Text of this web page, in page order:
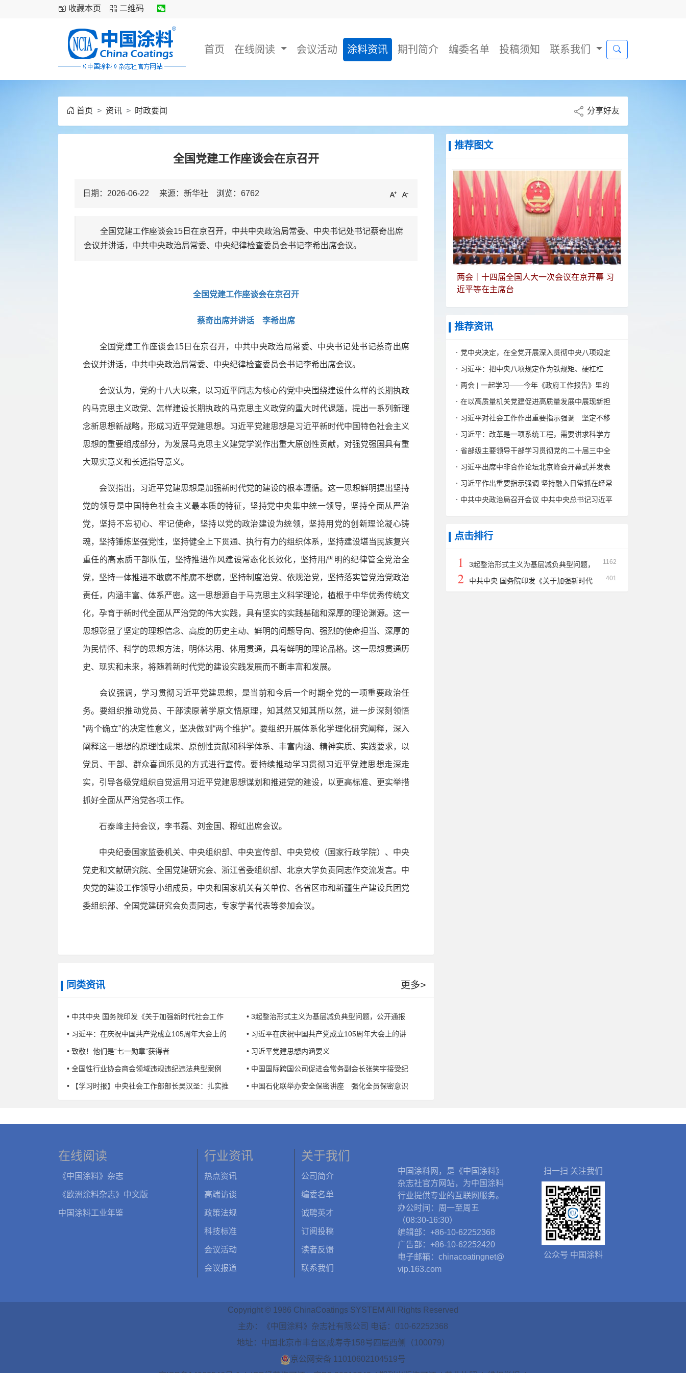
收藏本页 二维码
首页 在线阅读 会议活动 涂料资讯 期刊简介 编委名单 投稿须知 联系我们
首页 资讯 时政要闻 分享好友
全国党建工作座谈会在京召开
日期：2026-06-22 来源：新华社 浏览： 6762
全国党建工作座谈会15日在京召开，中共中央政治局常委、中央书记处书记蔡奇出席
会议并讲话，中共中央政治局常委、中央纪律检查委员会书记李希出席会议。
全国党建工作座谈会在京召开
蔡奇出席并讲话 李希出席
全国党建工作座谈会15日在京召开，中共中央政治局常委、中央书记处书记蔡奇出席
会议并讲话，中共中央政治局常委、中央纪律检查委员会书记李希出席会议。
会议认为，党的十八大以来，以习近平同志为核心的党中央围绕建设什么样的长期执政
的马克思主义政党、怎样建设长期执政的马克思主义政党的重大时代课题，提出一系列新理
念新思想新战略，形成习近平党建思想。习近平党建思想是习近平新时代中国特色社会主义
思想的重要组成部分，为发展马克思主义建党学说作出重大原创性贡献，对强党强国具有重
大现实意义和长远指导意义。
会议指出，习近平党建思想是加强新时代党的建设的根本遵循。这一思想鲜明提出坚持
党的领导是中国特色社会主义最本质的特征，坚持党中央集中统一领导，坚持全面从严治
党，坚持不忘初心、牢记使命，坚持以党的政治建设为统领，坚持用党的创新理论凝心铸
魂，坚持锤炼坚强党性，坚持健全上下贯通、执行有力的组织体系，坚持建设堪当民族复兴
重任的高素质干部队伍，坚持推进作风建设常态化长效化，坚持用严明的纪律管全党治全
党，坚持一体推进不敢腐不能腐不想腐，坚持制度治党、依规治党，坚持落实管党治党政治
责任，内涵丰富、体系严密。这一思想源自于马克思主义科学理论，植根于中华优秀传统文
化，孕育于新时代全面从严治党的伟大实践，具有坚实的实践基础和深厚的理论渊源。这一
思想彰显了坚定的理想信念、高度的历史主动、鲜明的问题导向、强烈的使命担当、深厚的
为民情怀、科学的思想方法，明体达用、体用贯通，具有鲜明的理论品格。这一思想贯通历
史、现实和未来，将随着新时代党的建设实践发展而不断丰富和发展。
会议强调，学习贯彻习近平党建思想，是当前和今后一个时期全党的一项重要政治任
务。要组织推动党员、干部读原著学原文悟原理，知其然又知其所以然，进一步深刻领悟
“两个确立”的决定性意义，坚决做到“两个维护”。要组织开展体系化学理化研究阐释，深入
阐释这一思想的原理性成果、原创性贡献和科学体系、丰富内涵、精神实质、实践要求，以
党员、干部、群众喜闻乐见的方式进行宣传。要持续推动学习贯彻习近平党建思想走深走
实，引导各级党组织自觉运用习近平党建思想谋划和推进党的建设，以更高标准、更实举措
抓好全面从严治党各项工作。
石泰峰主持会议，李书磊、刘金国、穆虹出席会议。
中央纪委国家监委机关、中央组织部、中央宣传部、中央党校（国家行政学院）、中央
党史和文献研究院、全国党建研究会、浙江省委组织部、北京大学负责同志作交流发言。中
央党的建设工作领导小组成员，中央和国家机关有关单位、各省区市和新疆生产建设兵团党
委组织部、全国党建研究会负责同志，专家学者代表等参加会议。
同类资讯 更多>
• 中共中央 国务院印发《关于加强新时代社会工作 • 3起整治形式主义为基层减负典型问题，公开通报
• 习近平：在庆祝中国共产党成立105周年大会上的 • 习近平在庆祝中国共产党成立105周年大会上的讲
• 致敬！他们是“七一勋章”获得者 • 习近平党建思想内涵要义
• 全国性行业协会商会领域违规违纪违法典型案例 • 中国国际跨国公司促进会常务副会长张笑宇接受纪
• 【学习时报】中央社会工作部部长吴汉圣：扎实推 • 中国石化联举办安全保密讲座 强化全员保密意识
推荐图文
两会｜十四届全国人大一次会议在京开幕 习
近平等在主席台
推荐资讯
党中央决定，在全党开展深入贯彻中央八项规定
精神学习教育
习近平：把中央八项规定作为铁规矩、硬杠杠
两会 | 一起学习——今年《政府工作报告》里的
新词
在以高质量机关党建促进高质量发展中展现新担
当新作为——中央和国家机关部门机关党委书记
专题培训班侧记
习近平对社会工作作出重要指示强调 坚定不移
走中国特色社会主义社会治理之路 推动新时代
社会工作高质量发展
习近平：改革是一项系统工程，需要讲求科学方
法
省部级主要领导干部学习贯彻党的二十届三中全
会精神专题研讨班结业 蔡奇出席结业式并作总结
讲话
习近平出席中非合作论坛北京峰会开幕式并发表
主旨讲话
习近平作出重要指示强调 坚持融入日常抓在经常
把党纪学习教育成果持续转化为推动高质量发展
中共中央政治局召开会议 中共中央总书记习近平
点击排行
1162
1
3起整治形式主义为基层减负典型问题，
公开通报！
401
2
中共中央 国务院印发《关于加强新时代
在线阅读
《中国涂料》杂志
《欧洲涂料杂志》中文版
中国涂料工业年鉴
行业资讯
热点资讯
高端访谈
政策法规
科技标准
会议活动
会议报道
关于我们
公司简介
编委名单
诚聘英才
订阅投稿
读者反馈
联系我们
中国涂料网，是《中国涂料》
杂志社官方网站，为中国涂料
行业提供专业的互联网服务。
办公时间：周一至周五
（08:30-16:30）
编辑部：+86-10-62252368
广告部：+86-10-62252420
电子邮箱：chinacoatingnet@
vip.163.com
扫一扫 关注我们
公众号 中国涂料
Copyright © 1986 ChinaCoatings SYSTEM All Rights Reserved
主办：《中国涂料》杂志社有限公司 电话：010-62252368
地址：中国北京市丰台区成寿寺158号四层西侧（100079）
京公网安备 11010602104519号